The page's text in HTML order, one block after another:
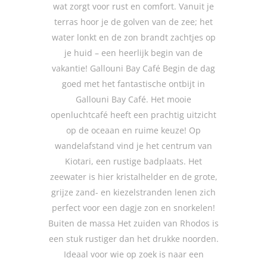
wat zorgt voor rust en comfort. Vanuit je
terras hoor je de golven van de zee; het
water lonkt en de zon brandt zachtjes op
je huid – een heerlijk begin van de
vakantie! Gallouni Bay Café Begin de dag
goed met het fantastische ontbijt in
Gallouni Bay Café. Het mooie
openluchtcafé heeft een prachtig uitzicht
op de oceaan en ruime keuze! Op
wandelafstand vind je het centrum van
Kiotari, een rustige badplaats. Het
zeewater is hier kristalhelder en de grote,
grijze zand- en kiezelstranden lenen zich
perfect voor een dagje zon en snorkelen!
Buiten de massa Het zuiden van Rhodos is
een stuk rustiger dan het drukke noorden.
Ideaal voor wie op zoek is naar een